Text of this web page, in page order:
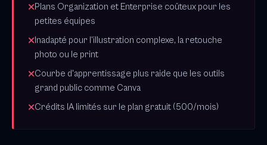
Plans Organization et Enterprise coûteux pour les
petites équipes
Inadapté pour l'illustration complexe, la retouche
photo ou le print
Courbe d'apprentissage plus raide que les outils
grand public comme Canva
Crédits IA limités sur le plan gratuit (500/mois)